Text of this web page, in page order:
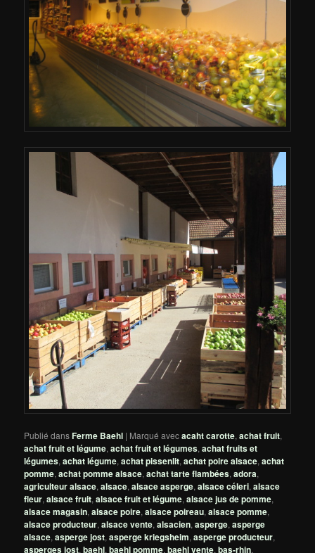
Publié dansFerme Baehl | Marqué avecacaht carotte,achat fruit,
achat fruit et légume,achat fruit et légumes,achat fruits et
légumes,achat légume,achat pissenlit,achat poire alsace,achat
pomme,achat pomme alsace,achat tarte flambées,adora,
agriculteur alsace,alsace,alsace asperge,alsace céleri,alsace
fleur,alsace fruit,alsace fruit et légume,alsace jus de pomme,
alsace magasin,alsace poire,alsace poireau,alsace pomme,
alsace producteur,alsace vente,alsacien,asperge,asperge
alsace,asperge jost,asperge kriegsheim,asperge producteur,
asperges jost,baehl,baehl pomme,baehl vente,bas-rhin,